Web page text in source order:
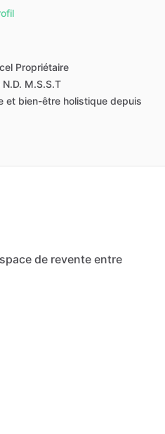
Propriétaire
N.D. M.S.S.T
et bien-être holistique depuis
de revente entre